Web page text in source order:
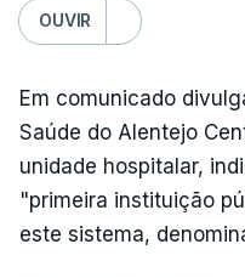
OUVIR
Em comunicado
Saúde do Alentejo
unidade hospitalar,
"primeira instituição
este sistema,